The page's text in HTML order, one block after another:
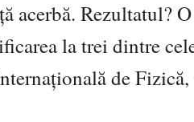
acerbă. Rezultatul? O
la trei dintre
de Fizică,